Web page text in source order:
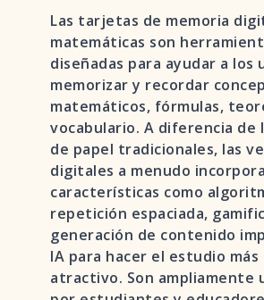
Las tarjetas de memoria
matemáticas son
diseñadas para ayudar a los
memorizar y recordar
matemáticos, fórmulas,
vocabulario. A diferencia de
de papel tradicionales, las
digitales a menudo
características como
repetición espaciada,
generación de contenido
IA para hacer el estudio
atractivo. Son ampliamente